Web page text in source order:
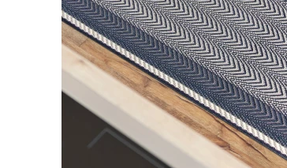
Dětský pokoj
Předsíň, šatna a chodba
Kuchyně
Koupelna
Zahrada
BYTOVÝ TEXTIL
Přikrývky
Koberce
Závěsy a žaluzie
Zobrazit vše
Jídelní
Příbory
Hrnce
Pánve
Zobrazit